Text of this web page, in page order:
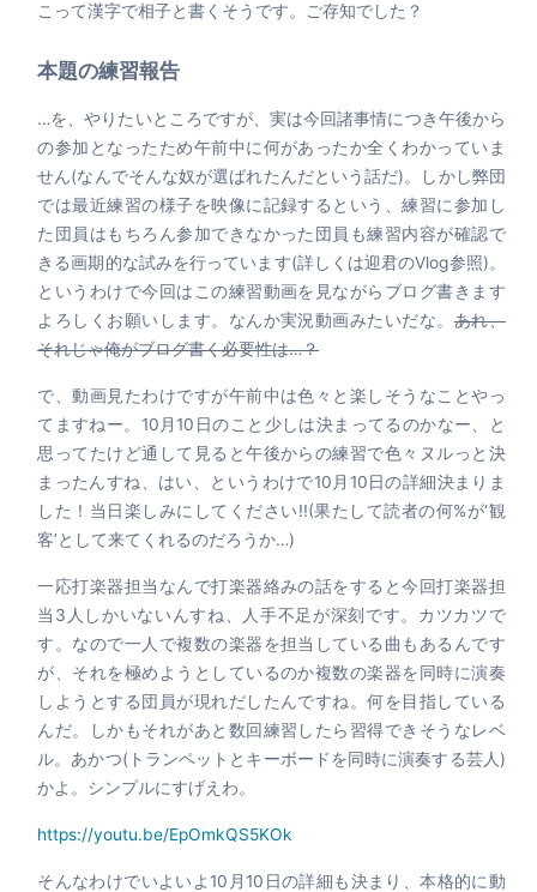
こって漢字で相子と書くそうです。ご存知でした？
本題の練習報告
…を、やりたいところですが、実は今回諸事情につき午後から
の参加となったため午前中に何があったか全くわかっていま
せん(なんでそんな奴が選ばれたんだという話だ)。しかし弊団
では最近練習の様子を映像に記録するという、練習に参加し
た団員はもちろん参加できなかった団員も練習内容が確認で
きる画期的な試みを行っています(詳しくは迎君のVlog参照)。
というわけで今回はこの練習動画を見ながらブログ書きます
よろしくお願いします。なんか実況動画みたいだな。あれ、
それじゃ俺がブログ書く必要性は…？
で、動画見たわけですが午前中は色々と楽しそうなことやっ
てますねー。10月10日のこと少しは決まってるのかなー、と
思ってたけど通して見ると午後からの練習で色々ヌルっと決
まったんすね、はい、というわけで10月10日の詳細決まりま
した！当日楽しみにしてください!!(果たして読者の何%が‘観
客’として来てくれるのだろうか…)
一応打楽器担当なんで打楽器絡みの話をすると今回打楽器担
当3人しかいないんすね、人手不足が深刻です。カツカツで
す。なので一人で複数の楽器を担当している曲もあるんです
が、それを極めようとしているのか複数の楽器を同時に演奏
しようとする団員が現れだしたんですね。何を目指している
んだ。しかもそれがあと数回練習したら習得できそうなレベ
ル。あかつ(トランペットとキーボードを同時に演奏する芸人)
かよ。シンプルにすげえわ。
https://youtu.be/EpOmkQS5KOk
そんなわけでいよいよ10月10日の詳細も決まり、本格的に動